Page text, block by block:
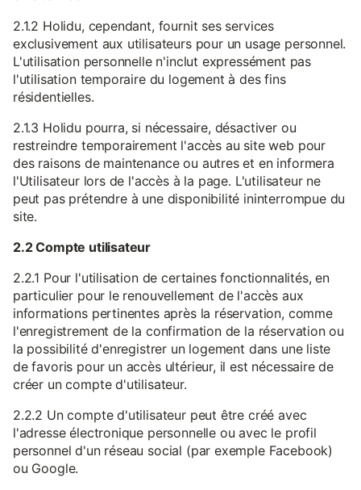
2.1.2 Holidu, cependant, fournit ses services
exclusivement aux utilisateurs pour un usage personnel.
L'utilisation personnelle n'inclut expressément pas
l'utilisation temporaire du logement à des fins
résidentielles.
2.1.3 Holidu pourra, si nécessaire, désactiver ou
restreindre temporairement l'accès au site web pour
des raisons de maintenance ou autres et en informera
l'Utilisateur lors de l'accès à la page. L'utilisateur ne
peut pas prétendre à une disponibilité ininterrompue du
site.
2.2 Compte utilisateur
2.2.1 Pour l'utilisation de certaines fonctionnalités, en
particulier pour le renouvellement de l'accès aux
informations pertinentes après la réservation, comme
l'enregistrement de la confirmation de la réservation ou
la possibilité d'enregistrer un logement dans une liste
de favoris pour un accès ultérieur, il est nécessaire de
créer un compte d'utilisateur.
2.2.2 Un compte d'utilisateur peut être créé avec
l'adresse électronique personnelle ou avec le profil
personnel d'un réseau social (par exemple Facebook)
ou Google.